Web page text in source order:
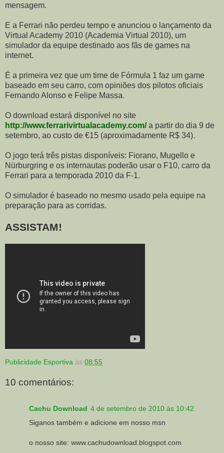
mensagem.
E a Ferrari não perdeu tempo e anunciou o lançamento da
Virtual Academy 2010 (Academia Virtual 2010), um
simulador da equipe destinado aos fãs de games na
internet.
É a primeira vez que um time de Fórmula 1 faz um game
baseado em seu carro, com opiniões dos pilotos oficiais
Fernando Alonso e Felipe Massa.
O download estará disponível no site
http://www.ferrarivirtualacademy.com/a partir do dia 9 de
setembro, ao custo de €15 (aproximadamente R$ 34).
O jogo terá três pistas disponíveis: Fiorano, Mugello e
Nürburgring e os internautas poderão usar o F10, carro da
Ferrari para a temporada 2010 da F-1.
O simulador é baseado no mesmo usado pela equipe na
preparação para as corridas.
ASSISTAM!
Publicidade Esportiva às 08:55
10 comentários:
Cachu Download 4 de setembro de 2010 às 10:42
Siganos também e adicione em nosso msn
o nosso site: www.cachudownload.blogspot.com